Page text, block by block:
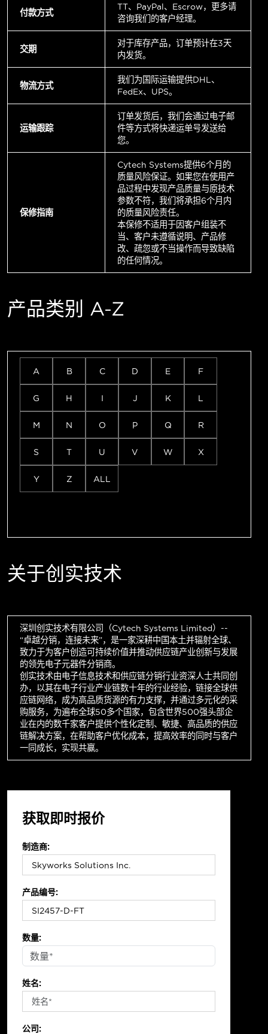
付款方式
TT、PayPal、Escrow，更多请
咨询我们的客户经理。
交期
对于库存产品，订单预计在3天
内发货。
物流方式
我们为国际运输提供DHL、
FedEx、UPS。
运输跟踪
订单发货后，我们会通过电子邮
件等方式将快递运单号发送给
您。
保修指南
Cytech Systems提供6个月的
质量风险保证。如果您在使用产
品过程中发现产品质量与原技术
参数不符，我们将承担6个月内
的质量风险责任。
本保修不适用于因客户组装不
当、客户未遵循说明、产品修
改、疏忽或不当操作而导致缺陷
的任何情况。
产品类别 A-Z
A B C D E F
G H I J K L
M N O P Q R
S T U V W X
Y Z ALL
关于创实技术
深圳创实技术有限公司（Cytech Systems Limited）--
“卓越分销，连接未来”，是一家深耕中国本土并辐射全球、
致力于为客户创造可持续价值并推动供应链产业创新与发展
的领先电子元器件分销商。
创实技术由电子信息技术和供应链分销行业资深人士共同创
办，以其在电子行业产业链数十年的行业经验，链接全球供
应链网络，成为高品质货源的有力支撑，并通过多元化的采
购服务，为遍布全球50多个国家，包含世界500强头部企
业在内的数千家客户提供个性化定制、敏捷、高品质的供应
链解决方案，在帮助客户优化成本，提高效率的同时与客户
一同成长，实现共赢。
获取即时报价
制造商:
产品编号:
数量:
姓名:
公司: